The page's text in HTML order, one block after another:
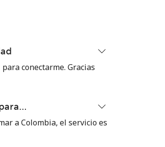
conectarme. Gracias
a Colombia, el servicio es